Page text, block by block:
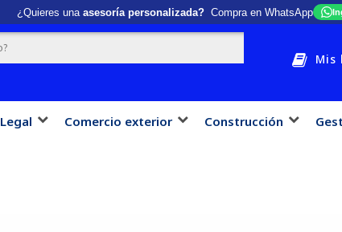
¿Quieres una asesoría personalizada?Compra en WhatsApp
Mis
Legal Comercio exterior Construcción